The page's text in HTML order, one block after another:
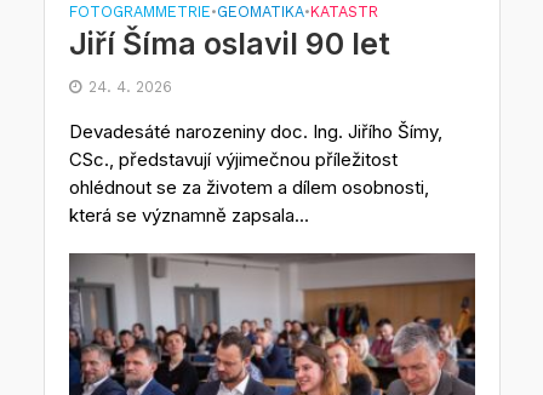
FOTOGRAMMETRIE•GEOMATIKA•KATASTR
Jiří Šíma oslavil 90 let
24. 4. 2026
Devadesáté narozeniny doc. Ing. Jiřího Šímy,
CSc., představují výjimečnou příležitost
ohlédnout se za životem a dílem osobnosti,
která se významně zapsala...